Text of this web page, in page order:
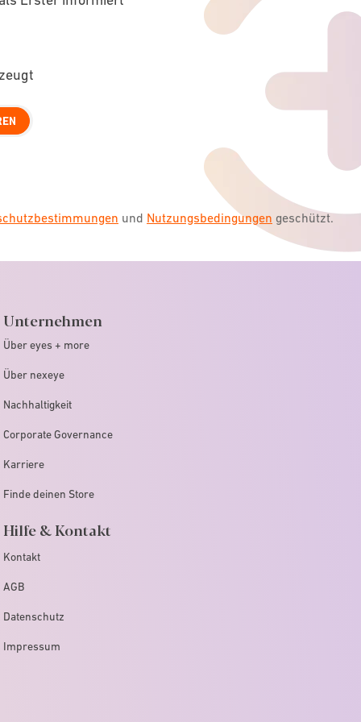
und Nutzungsbedingungen geschützt.
Unternehmen
Über eyes + more
Über nexeye
Nachhaltigkeit
Corporate Governance
Karriere
Finde deinen Store
Hilfe & Kontakt
Kontakt
AGB
Datenschutz
Impressum